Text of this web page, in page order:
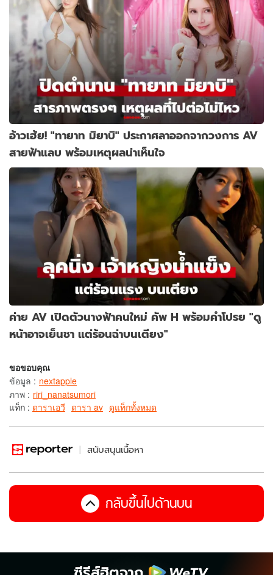
อ้าวเฮ้ย! "ทายาท มิยาบิ" ประกาศลาออกจากวงการ AV
สายฟ้าแลบ พร้อมเหตุผลน่าเห็นใจ
ค่าย AV เปิดตัวนางฟ้าคนใหม่ คัพ H พร้อมคำโปรย "ดู
หน้าอาจเย็นชา แต่ร้อนฉ่าบนเตียง"
ขอขอบคุณ
ข้อมูล : nextapple
ภาพ : riri_nanatsumori
แท็ก : ดาราเอวี ดารา av ดูแท็กทั้งหมด
สนับสนุนเนื้อหา
กลับขึ้นไปด้านบน